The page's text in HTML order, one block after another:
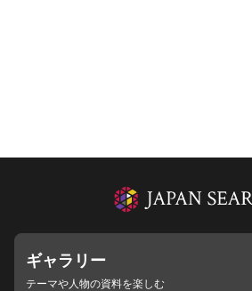
ギャラリー
テーマや人物の資料を楽しむ